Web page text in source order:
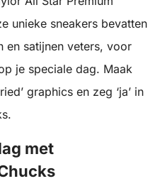
unieke sneakers bevatten
en satijnen veters, voor
je speciale dag. Maak
graphics en zeg ‘ja’ in
met